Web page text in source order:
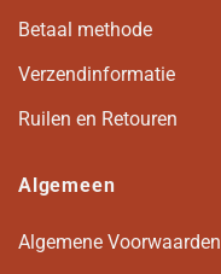
Betaal methode
Verzendinformatie
Ruilen en Retouren
Algemeen
Algemene Voorwaarden